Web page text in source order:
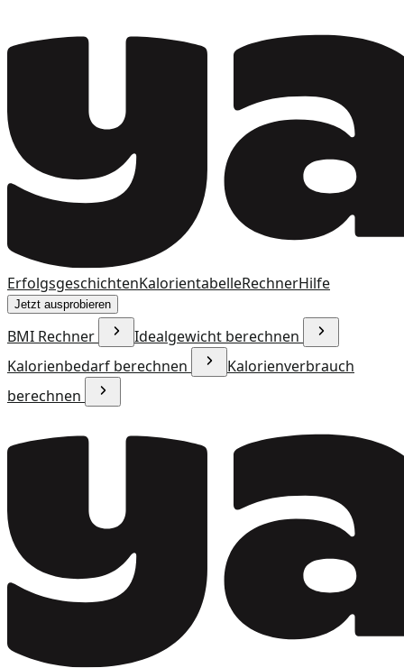
ErfolgsgeschichtenKalorientabelleRechnerHilfe
Jetzt ausprobieren
BMI Rechner
Idealgewicht berechnen
Kalorienbedarf berechnen
Kalorienverbrauch
berechnen